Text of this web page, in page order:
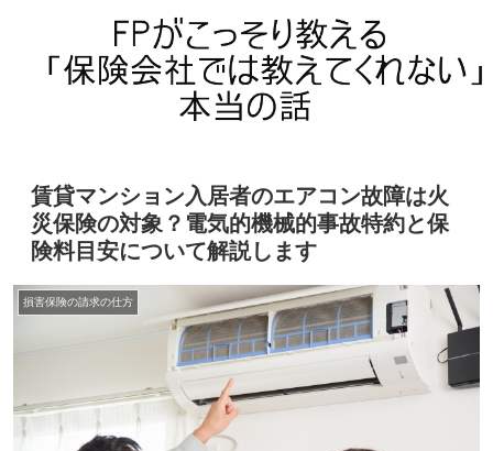
賃貸マンション入居者のエアコン故障は火
災保険の対象？電気的機械的事故特約と保
険料目安について解説します
損害保険の請求の仕方